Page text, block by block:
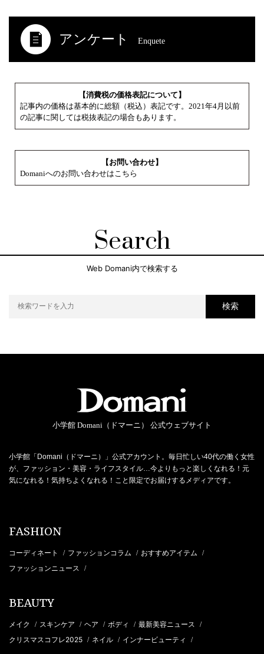
アンケート Enquete
【消費税の価格表記について】
記事内の価格は基本的に総額（税込）表記です。2021年4月以前
の記事に関しては税抜表記の場合もあります。
【お問い合わせ】
Domaniへのお問い合わせはこちら
Search
Web Domani内で検索する
検索
小学館 Domani（ドマーニ） 公式ウェブサイト
小学館「Domani（ドマーニ）」公式アカウント。毎日忙しい40代の働く女性
が、ファッション・美容・ライフスタイル…今よりもっと楽しくなれる！元
気になれる！気持ちよくなれる！こと限定でお届けするメディアです。
FASHION
コーディネート / ファッションコラム / おすすめアイテム /
ファッションニュース /
BEAUTY
メイク / スキンケア / ヘア / ボディ / 最新美容ニュース /
クリスマスコフレ2025 / ネイル / インナービューティ /